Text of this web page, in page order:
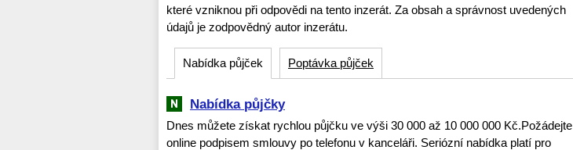
které vzniknou při odpovědi na tento inzerát. Za obsah a správnost uvedených
údajů je zodpovědný autor inzerátu.
Nabídka půjček Poptávka půjček
Nabídka půjčky
Dnes můžete získat rychlou půjčku ve výši 30 000 až 10 000 000 Kč.Požádejte
online podpisem smlouvy po telefonu v kanceláři. Seriózní nabídka platí pro